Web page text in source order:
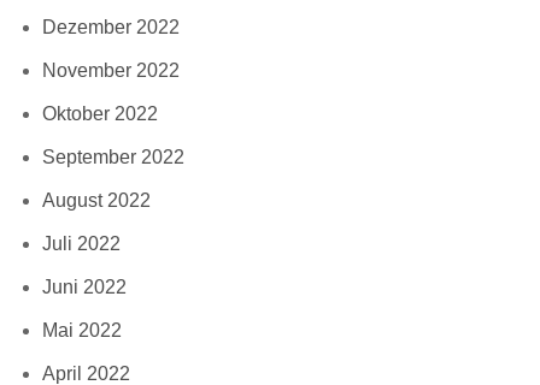
Dezember 2022
November 2022
Oktober 2022
September 2022
August 2022
Juli 2022
Juni 2022
Mai 2022
April 2022